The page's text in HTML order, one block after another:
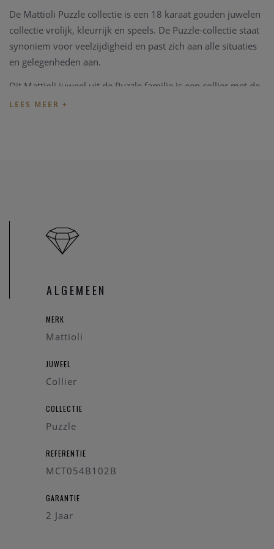
De Mattioli Puzzle collectie is een 18 karaat gouden juwelen
collectie vrolijk, kleurrijk en speels. De Puzzle-collectie staat
synoniem voor veelzijdigheid en past zich aan alle situaties
en gelegenheden aan.
Dit Mattioli juweel uit de Puzzle familie is een collier met de
referentie MCT054B102B vervaardigd uit 18karaat
ook al uw juweel herstellingen welkom in onze zaak, alsook
kunnen we juwelen uittekenen naar uw wens en smaak.
U bent ook steeds welkom in onze fysieke winkel te Heist-
ALGEMEEN
MERK
Mattioli
JUWEEL
Collier
COLLECTIE
Puzzle
REFERENTIE
MCT054B102B
GARANTIE
2 Jaar